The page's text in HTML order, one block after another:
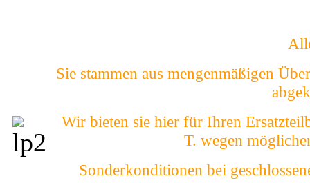
Sie stammen aus mengenmäßigen
Wir bieten sie hier für Ihren
T. wegen
Sonderkonditionen bei